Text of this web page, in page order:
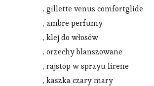
, gillette venus comfortglide
, ambre perfumy
, klej do włosów
, orzechy blanszowane
, rajstop w sprayu lirene
, kaszka czary mary